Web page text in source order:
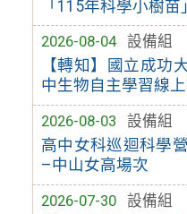
「115年科學小樹
2026-08-04
設備組
【轉知】國立成功
中生物自主學習線上
2026-08-03
設備組
高中女科巡迴科學
–中山女高場次
2026-07-30
設備組